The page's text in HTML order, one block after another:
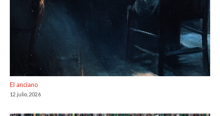
El anciano
12 julio, 2026